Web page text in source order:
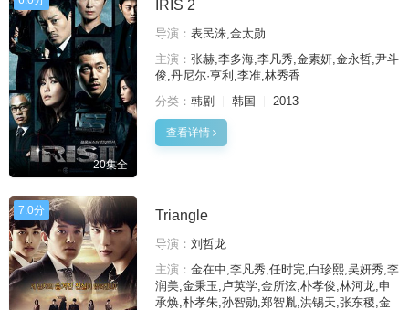
20集全
IRIS 2
导演： 表民洙,金太勋
主演： 张赫,李多海,李凡秀,金素妍,金永哲,尹斗
俊,丹尼尔·亨利,李准,林秀香
分类： 韩剧 韩国 2013
查看详情
7.0分 Triangle
导演： 刘哲龙
主演： 金在中,李凡秀,任时完,白珍熙,吴妍秀,李
润美,金秉玉,卢英学,金所泫,朴孝俊,林河龙,申
承焕,朴孝朱,孙智勋,郑智胤,洪锡天,张东稷,金